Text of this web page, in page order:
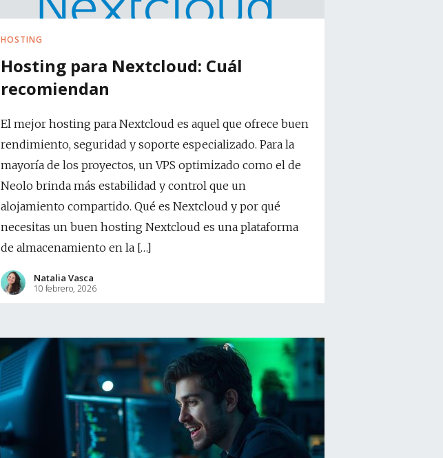
HOSTING
Hosting para Nextcloud: Cuál
recomiendan
El mejor hosting para Nextcloud es aquel que ofrece buen
rendimiento, seguridad y soporte especializado. Para la
mayoría de los proyectos, un VPS optimizado como el de
Neolo brinda más estabilidad y control que un
alojamiento compartido. Qué es Nextcloud y por qué
necesitas un buen hosting Nextcloud es una plataforma
de almacenamiento en la […]
Natalia Vasca
10 febrero, 2026